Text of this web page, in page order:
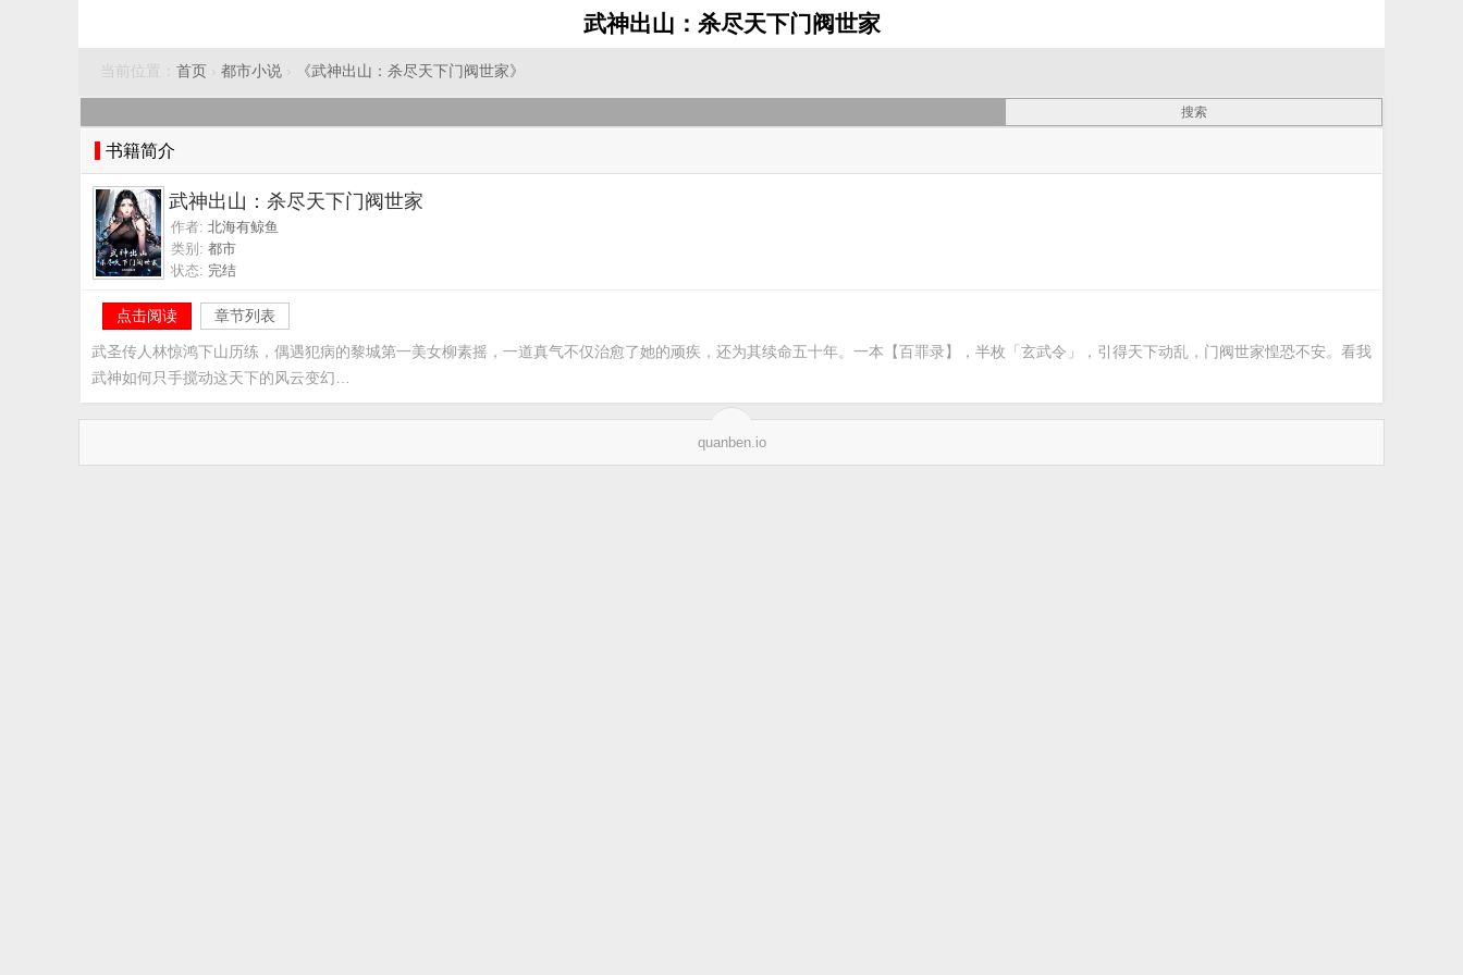
武神出山：杀尽天下门阀世家
当前位置： 首页 › 都市小说 › 《武神出山：杀尽天下门阀世家》
书籍简介
武神出山：杀尽天下门阀世家
作者: 北海有鲸鱼
类别: 都市
状态: 完结
点击阅读 章节列表
武圣传人林惊鸿下山历练，偶遇犯病的黎城第一美女柳素摇，一道真气不仅治愈了她的顽疾，还为其续命五十年。一本【百罪录】，半枚「玄武令」，引得天下动乱，门阀世家惶恐不安。看我
武神如何只手搅动这天下的风云变幻…
quanben.io